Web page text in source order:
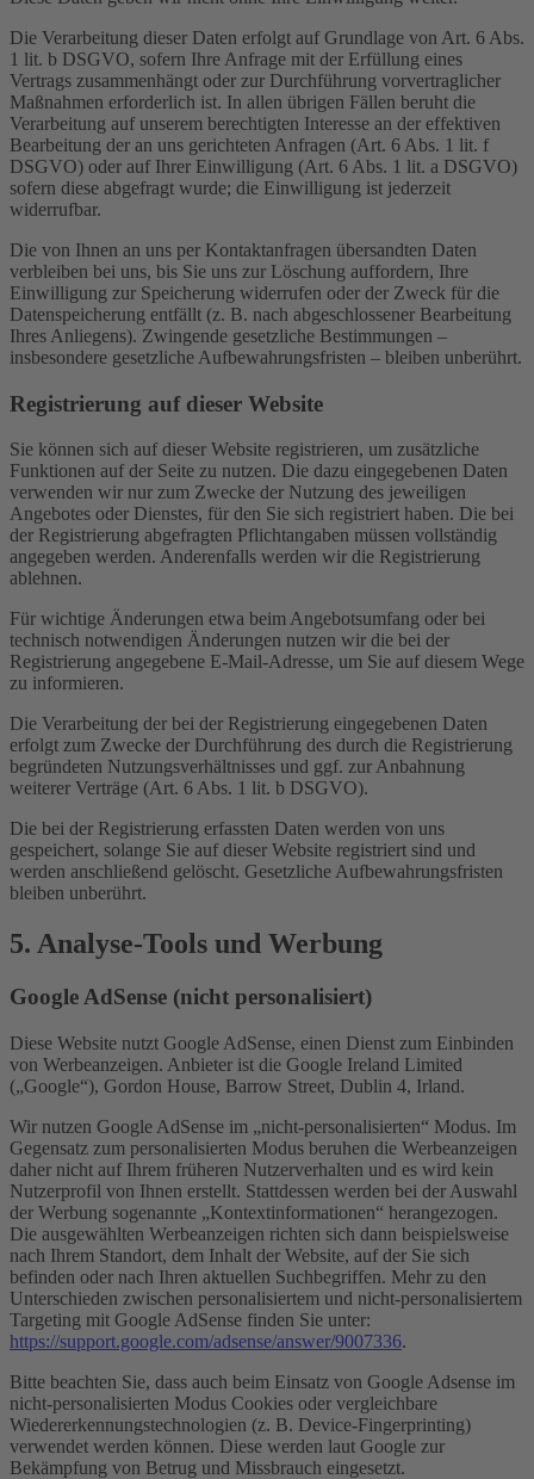
Die Verarbeitung dieser Daten erfolgt auf Grundlage von Art. 6 Abs.
1 lit. b DSGVO, sofern Ihre Anfrage mit der Erfüllung eines
Vertrags zusammenhängt oder zur Durchführung vorvertraglicher
Maßnahmen erforderlich ist. In allen übrigen Fällen beruht die
Verarbeitung auf unserem berechtigten Interesse an der effektiven
Bearbeitung der an uns gerichteten Anfragen (Art. 6 Abs. 1 lit. f
DSGVO) oder auf Ihrer Einwilligung (Art. 6 Abs. 1 lit. a DSGVO)
sofern diese abgefragt wurde; die Einwilligung ist jederzeit
widerrufbar.
Die von Ihnen an uns per Kontaktanfragen übersandten Daten
verbleiben bei uns, bis Sie uns zur Löschung auffordern, Ihre
Einwilligung zur Speicherung widerrufen oder der Zweck für die
Datenspeicherung entfällt (z. B. nach abgeschlossener Bearbeitung
Ihres Anliegens). Zwingende gesetzliche Bestimmungen –
insbesondere gesetzliche Aufbewahrungsfristen – bleiben unberührt.
Registrierung auf dieser Website
Sie können sich auf dieser Website registrieren, um zusätzliche
Funktionen auf der Seite zu nutzen. Die dazu eingegebenen Daten
verwenden wir nur zum Zwecke der Nutzung des jeweiligen
Angebotes oder Dienstes, für den Sie sich registriert haben. Die bei
der Registrierung abgefragten Pflichtangaben müssen vollständig
angegeben werden. Anderenfalls werden wir die Registrierung
ablehnen.
Für wichtige Änderungen etwa beim Angebotsumfang oder bei
technisch notwendigen Änderungen nutzen wir die bei der
Registrierung angegebene E-Mail-Adresse, um Sie auf diesem Wege
zu informieren.
Die Verarbeitung der bei der Registrierung eingegebenen Daten
erfolgt zum Zwecke der Durchführung des durch die Registrierung
begründeten Nutzungsverhältnisses und ggf. zur Anbahnung
weiterer Verträge (Art. 6 Abs. 1 lit. b DSGVO).
Die bei der Registrierung erfassten Daten werden von uns
gespeichert, solange Sie auf dieser Website registriert sind und
werden anschließend gelöscht. Gesetzliche Aufbewahrungsfristen
bleiben unberührt.
5. Analyse-Tools und Werbung
Google AdSense (nicht personalisiert)
Diese Website nutzt Google AdSense, einen Dienst zum Einbinden
von Werbeanzeigen. Anbieter ist die Google Ireland Limited
(„Google“), Gordon House, Barrow Street, Dublin 4, Irland.
Wir nutzen Google AdSense im „nicht-personalisierten“ Modus. Im
Gegensatz zum personalisierten Modus beruhen die Werbeanzeigen
daher nicht auf Ihrem früheren Nutzerverhalten und es wird kein
Nutzerprofil von Ihnen erstellt. Stattdessen werden bei der Auswahl
der Werbung sogenannte „Kontextinformationen“ herangezogen.
Die ausgewählten Werbeanzeigen richten sich dann beispielsweise
nach Ihrem Standort, dem Inhalt der Website, auf der Sie sich
befinden oder nach Ihren aktuellen Suchbegriffen. Mehr zu den
Unterschieden zwischen personalisiertem und nicht-personalisiertem
Targeting mit Google AdSense finden Sie unter:
https://support.google.com/adsense/answer/9007336.
Bitte beachten Sie, dass auch beim Einsatz von Google Adsense im
nicht-personalisierten Modus Cookies oder vergleichbare
Wiedererkennungstechnologien (z. B. Device-Fingerprinting)
verwendet werden können. Diese werden laut Google zur
Bekämpfung von Betrug und Missbrauch eingesetzt.